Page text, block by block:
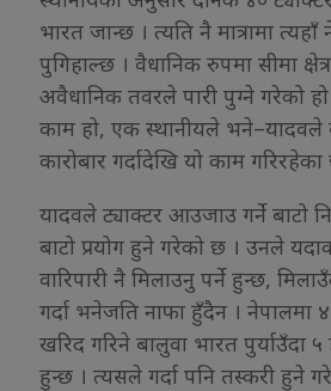
भारत जान्छ । त्यति नै मात्रामा
पुगिहाल्छ । वैधानिक रुपमा सीमा
अवैधानिक तवरले पारी पुग्ने गरेको
काम हो, एक स्थानीयले भने–यादवले
कारोबार गर्दादेखि यो काम
यादवले ट्याक्टर आउजाउ गर्ने बाटो
बाटो प्रयोग हुने गरेको छ । उनले
वारिपारी नै मिलाउनु पर्ने हुन्छ,
गर्दा भनेजति नाफा हुँदैन । नेपालमा ४
खरिद गरिने बालुवा भारत पुर्याउँदा ५
हुन्छ । त्यसले गर्दा पनि तस्करी हुने